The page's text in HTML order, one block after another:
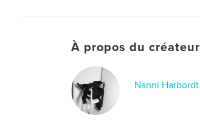
À propos du créateur
Nanni Harbordt